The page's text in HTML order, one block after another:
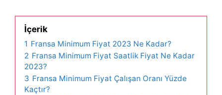
İçerik
1 Fransa Minimum Fiyat 2023 Ne Kadar?
2 Fransa Minimum Fiyat Saatlik Fiyat Ne Kadar
2023?
3 Fransa Minimum Fiyat Çalışan Oranı Yüzde
Kaçtır?